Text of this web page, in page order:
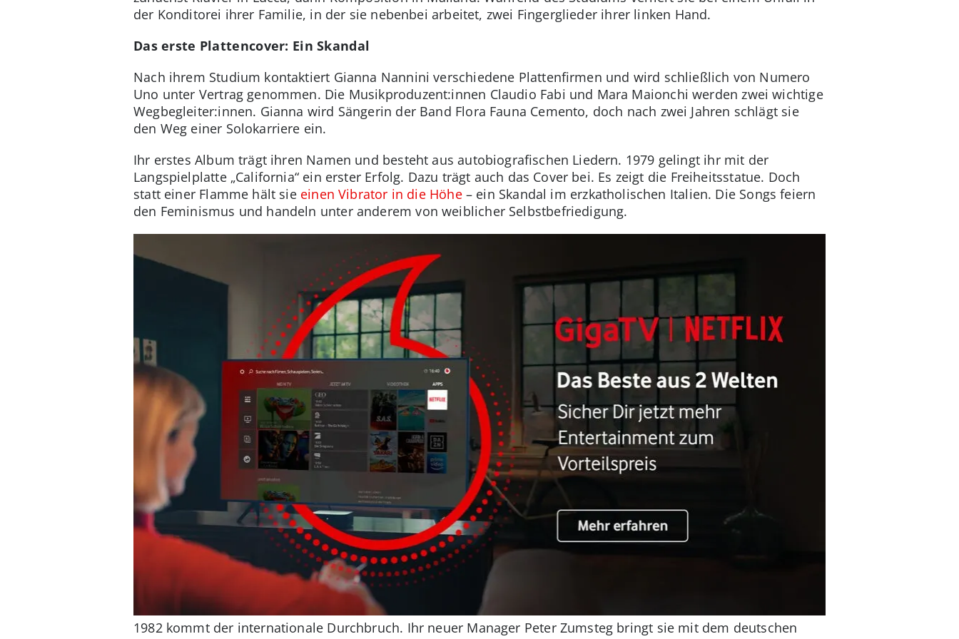
der Konditorei ihrer Familie, in der sie nebenbei arbeitet, zwei Fingerglieder ihrer linken Hand.
Das erste Plattencover: Ein Skandal
Nach ihrem Studium kontaktiert Gianna Nannini verschiedene Plattenfirmen und wird schließlich von Numero
Uno unter Vertrag genommen. Die Musikproduzent:innen Claudio Fabi und Mara Maionchi werden zwei wichtige
Wegbegleiter:innen. Gianna wird Sängerin der Band Flora Fauna Cemento, doch nach zwei Jahren schlägt sie
den Weg einer Solokarriere ein.
Ihr erstes Album trägt ihren Namen und besteht aus autobiografischen Liedern. 1979 gelingt ihr mit der
Langspielplatte „California“ ein erster Erfolg. Dazu trägt auch das Cover bei. Es zeigt die Freiheitsstatue. Doch
statt einer Flamme hält sie einen Vibrator in die Höhe– ein Skandal im erzkatholischen Italien. Die Songs feiern
den Feminismus und handeln unter anderem von weiblicher Selbstbefriedigung.
1982 kommt der internationale Durchbruch. Ihr neuer Manager Peter Zumsteg bringt sie mit dem deutschen